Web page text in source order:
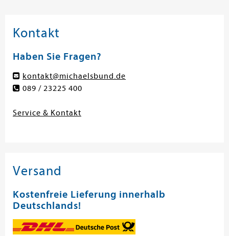
Kontakt
Haben Sie Fragen?
kontakt@michaelsbund.de
089 / 23225 400
Service & Kontakt
Versand
Kostenfreie Lieferung innerhalb
Deutschlands!